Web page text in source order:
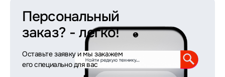
Персональный
заказ? - легко!
Оставьте заявку и мы закажем
его специально для вас